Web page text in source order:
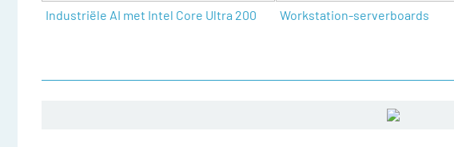
Industriële AI met Intel Core Ultra 200 Workstation-serverboards